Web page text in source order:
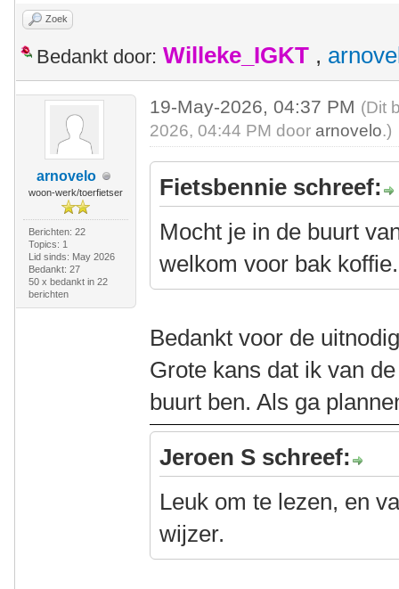
Zoek
Bedankt door: Willeke_IGKT ,
arnovelo
woon-werk/toerfietser
Berichten: 22
Topics: 1
Lid sinds: May 2026
Bedankt: 27
50 x bedankt in 22
berichten
19-May-2026, 04:37 PM (Dit
2026, 04:44 PM door arnovelo.)
Fietsbennie schreef:
Mocht je in de buurt
welkom voor bak koffie.
Bedankt voor de
Grote kans dat ik van
buurt ben. Als ga
Jeroen S schreef:
Leuk om te lezen, en
wijzer.